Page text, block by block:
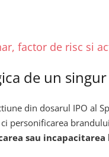
factor de risc si
de un
din dosarul IPO al
personificarea
sau